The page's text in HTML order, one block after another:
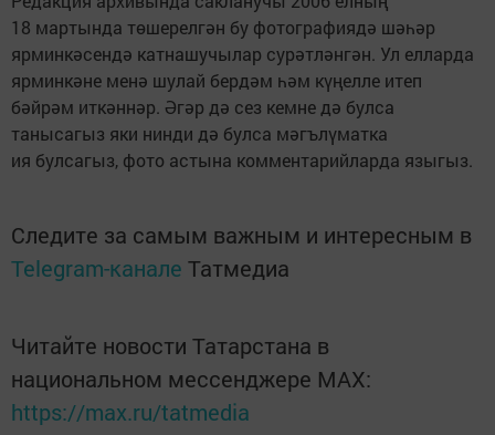
18 мартында төшерелгән бу фотографиядә шәһәр
ярминкәсендә катнашучылар сурәтләнгән. Ул елларда
ярминкәне менә шулай бердәм һәм күңелле итеп
бәйрәм иткәннәр. Әгәр дә сез кемне дә булса
танысагыз яки нинди дә булса мәгълүматка
ия булсагыз, фото астына комментарийларда языгыз.
Следите за самым важным и интересным в
Telegram-канале Татмедиа
Читайте новости Татарстана в
национальном мессенджере MАХ:
https://max.ru/tatmedia